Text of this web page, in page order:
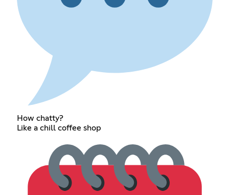
How chatty?
Like a chill coffee shop